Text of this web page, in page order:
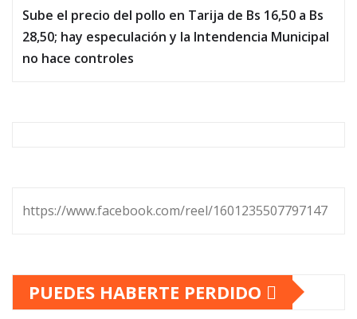
Sube el precio del pollo en Tarija de Bs 16,50 a Bs
28,50; hay especulación y la Intendencia Municipal
no hace controles
https://www.facebook.com/reel/1601235507797147
PUEDES HABERTE PERDIDO